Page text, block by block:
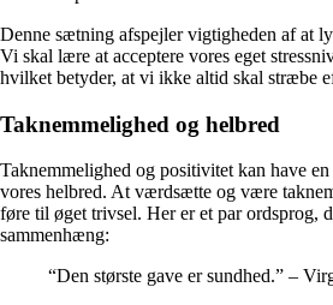
Denne sætning afspejler vigtigheden af ​​at
Vi skal lære at acceptere vores eget
hvilket betyder, at vi ikke altid skal stræbe
Taknemmelighed og helbred
Taknemmelighed og positivitet kan have
vores helbred. At værdsætte og være
føre til øget trivsel. Her er et par ordsprog,
sammenhæng:
“Den største gave er sundhed.” –